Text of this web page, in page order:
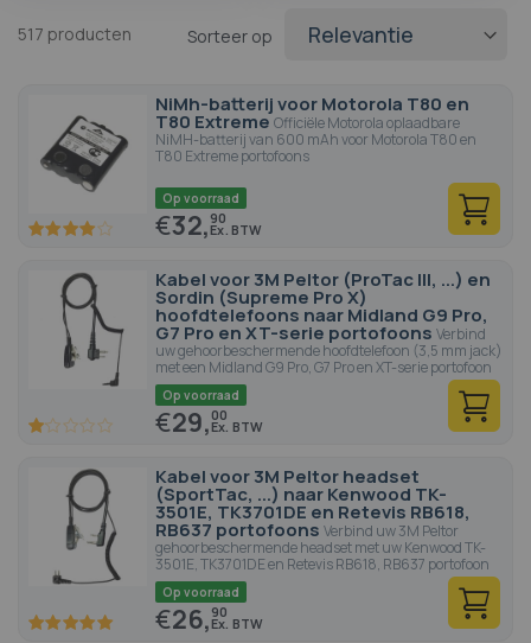
517 producten Sorteer op
NiMh-batterij voor Motorola T80 en
T80 ExtremeOfficiële Motorola oplaadbare
NiMH-batterij van 600 mAh voor Motorola T80 en
T80 Extreme portofoons
80 100
Op voorraad
€32,90
Kabel voor 3M Peltor (ProTac III, ...) en
Sordin (Supreme Pro X)
hoofdtelefoons naar Midland G9 Pro,
G7 Pro en XT-serie portofoons Verbind
uw gehoorbeschermende hoofdtelefoon (3,5 mm jack)
met een Midland G9 Pro, G7 Pro en XT-serie portofoon
20
Op voorraad
€29,00
Kabel voor 3M Peltor headset
(SportTac, ...) naar Kenwood TK-
3501E, TK3701DE en Retevis RB618,
RB637 portofoons Verbind uw 3M Peltor
gehoorbeschermende headset met uw Kenwood TK-
3501E, TK3701DE en Retevis RB618, RB637 portofoon
100 100
Op voorraad
€26,90